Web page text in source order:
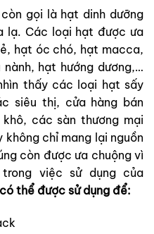
gọi là hạt dinh dưỡng
lạ. Các loại hạt được ưa
hạt óc chó, hạt macca,
hạt hướng dương,…
thấy các loại hạt sấy
siêu thị, cửa hàng bán
các sàn thương mại
không chỉ mang lại nguồn
còn được ưa chuộng vì
việc sử dụng của
thể được sử dụng để: